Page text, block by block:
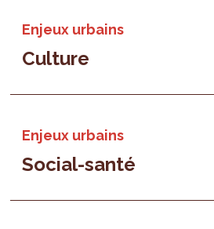
Enjeux urbains
Culture
Enjeux urbains
Social-santé